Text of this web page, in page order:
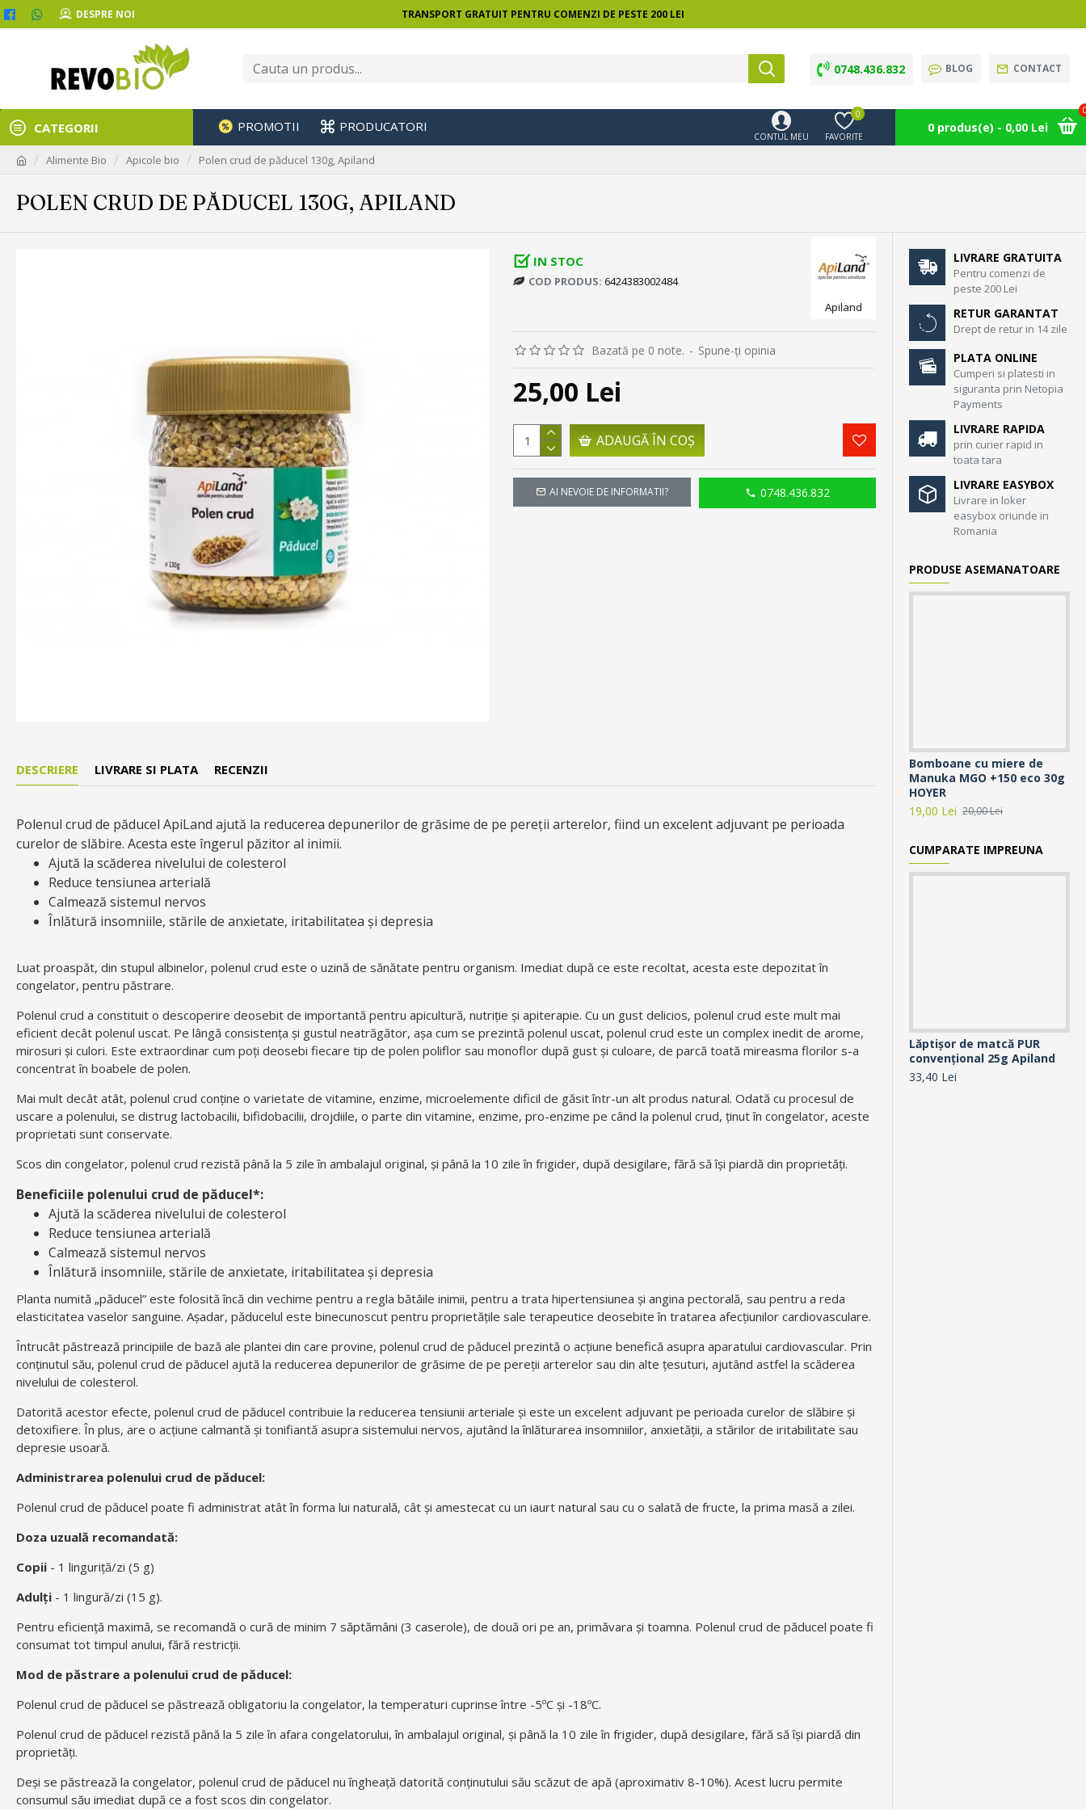
DESPRE NOI TRANSPORT GRATUIT PENTRU COMENZI DE PESTE 200 LEI
0748.436.832 BLOG CONTACT
CATEGORII PROMOTII PRODUCATORI
CONTUL MEU FAVORITE
0
0 produs(e) - 0,00 Lei
Alimente Bio Apicole bio Polen crud de păducel 130g, Apiland
POLEN CRUD DE PĂDUCEL 130G, APILAND
IN STOC
COD PRODUS: 6424383002484
Apiland
Bazată pe 0 note. - Spune-ţi opinia
25,00 Lei
ADAUGĂ ÎN COŞ
AI NEVOIE DE INFORMATII? 0748.436.832
DESCRIERE LIVRARE SI PLATA RECENZII
Polenul crud de păducel ApiLand ajută la reducerea depunerilor de grăsime de pe pereții arterelor, fiind un excelent adjuvant pe perioada
curelor de slăbire. Acesta este îngerul păzitor al inimii.
Ajută la scăderea nivelului de colesterol
Reduce tensiunea arterială
Calmează sistemul nervos
Înlătură insomniile, stările de anxietate, iritabilitatea și depresia
Luat proaspăt, din stupul albinelor, polenul crud este o uzină de sănătate pentru organism. Imediat după ce este recoltat, acesta este depozitat în
congelator, pentru păstrare.
Polenul crud a constituit o descoperire deosebit de importantă pentru apicultură, nutriție și apiterapie. Cu un gust delicios, polenul crud este mult mai
eficient decât polenul uscat. Pe lângă consistența și gustul neatrăgător, așa cum se prezintă polenul uscat, polenul crud este un complex inedit de arome,
mirosuri și culori. Este extraordinar cum poți deosebi fiecare tip de polen poliflor sau monoflor după gust și culoare, de parcă toată mireasma florilor s-a
concentrat în boabele de polen.
Mai mult decât atât, polenul crud conţine o varietate de vitamine, enzime, microelemente dificil de găsit într-un alt produs natural. Odată cu procesul de
uscare a polenului, se distrug lactobacilii, bifidobacilii, drojdiile, o parte din vitamine, enzime, pro-enzime pe când la polenul crud, ținut în congelator, aceste
proprietati sunt conservate.
Scos din congelator, polenul crud rezistă până la 5 zile în ambalajul original, și până la 10 zile în frigider, după desigilare, fără să își piardă din proprietăți.
Beneficiile polenului crud de păducel*:
Ajută la scăderea nivelului de colesterol
Reduce tensiunea arterială
Calmează sistemul nervos
Înlătură insomniile, stările de anxietate, iritabilitatea și depresia
Planta numită „păducel” este folosită încă din vechime pentru a regla bătăile inimii, pentru a trata hipertensiunea și angina pectorală, sau pentru a reda
elasticitatea vaselor sanguine. Așadar, păducelul este binecunoscut pentru proprietățile sale terapeutice deosebite în tratarea afecțiunilor cardiovasculare.
Întrucât păstrează principiile de bază ale plantei din care provine, polenul crud de păducel prezintă o acțiune benefică asupra aparatului cardiovascular. Prin
conținutul său, polenul crud de păducel ajută la reducerea depunerilor de grăsime de pe pereții arterelor sau din alte țesuturi, ajutând astfel la scăderea
nivelului de colesterol.
Datorită acestor efecte, polenul crud de păducel contribuie la reducerea tensiunii arteriale și este un excelent adjuvant pe perioada curelor de slăbire și
detoxifiere. În plus, are o acțiune calmantă și tonifiantă asupra sistemului nervos, ajutând la înlăturarea insomniilor, anxietății, a stărilor de iritabilitate sau
depresie usoară.
Administrarea polenului crud de păducel:
Polenul crud de păducel poate fi administrat atât în forma lui naturală, cât și amestecat cu un iaurt natural sau cu o salată de fructe, la prima masă a zilei.
Doza uzuală recomandată:
Copii - 1 linguriță/zi (5 g)
Adulți - 1 lingură/zi (15 g).
Pentru eficiență maximă, se recomandă o cură de minim 7 săptămâni (3 caserole), de două ori pe an, primăvara și toamna. Polenul crud de păducel poate fi
consumat tot timpul anului, fără restricții.
Mod de păstrare a polenului crud de păducel:
Polenul crud de păducel se păstrează obligatoriu la congelator, la temperaturi cuprinse între -5ºC și -18ºC.
Polenul crud de păducel rezistă până la 5 zile în afara congelatorului, în ambalajul original, și până la 10 zile în frigider, după desigilare, fără să își piardă din
proprietăți.
Deși se păstrează la congelator, polenul crud de păducel nu îngheață datorită conținutului său scăzut de apă (aproximativ 8-10%). Acest lucru permite
consumul său imediat după ce a fost scos din congelator.
LIVRARE GRATUITA
Pentru comenzi de
peste 200 Lei
RETUR GARANTAT
Drept de retur in 14 zile
PLATA ONLINE
Cumperi si platesti in
siguranta prin Netopia
Payments
LIVRARE RAPIDA
prin curier rapid in
toata tara
LIVRARE EASYBOX
Livrare in loker
easybox oriunde in
Romania
PRODUSE ASEMANATOARE
Bomboane cu miere de
Manuka MGO +150 eco 30g
HOYER
19,00 Lei 20,00 Lei
CUMPARATE IMPREUNA
Lăptişor de matcă PUR
convențional 25g Apiland
33,40 Lei